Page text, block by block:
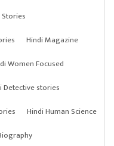
Hindi Magazine
Women Focused
Detective stories
Hindi Human Science